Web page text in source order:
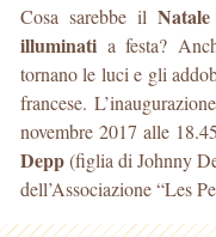
Cosa sarebbe il
illuminati a festa?
tornano le luci e gli
francese.
novembre 2017 alle
Depp(figlia di Johnny
dell’Associazione “Les